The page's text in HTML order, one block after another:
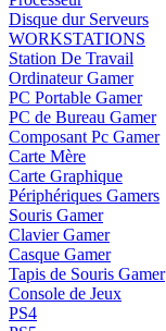
Disque dur Serveurs
WORKSTATIONS
Station De Travail
Ordinateur Gamer
PC Portable Gamer
PC de Bureau Gamer
Composant Pc Gamer
Carte Mère
Carte Graphique
Périphériques Gamers
Souris Gamer
Clavier Gamer
Casque Gamer
Tapis de Souris Gamer
Console de Jeux
PS4